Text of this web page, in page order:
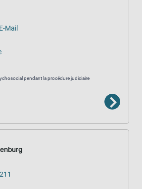
Mail
pendant la procédure judiciaire